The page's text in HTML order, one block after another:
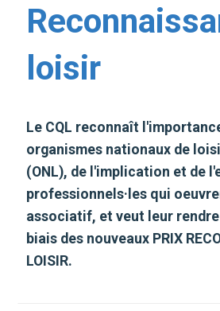
loisir
Le CQL reconnaît
organismes nationaux de
(ONL), de l'implication et de
professionnels·les qui
associatif, et veut leur
biais des nouveaux PRIX
LOISIR.